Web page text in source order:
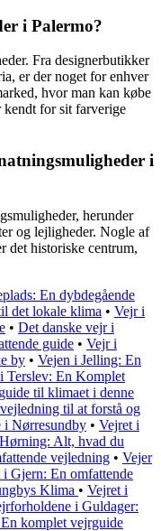
i Palermo?
Fra designerbutikker
er der noget for enhver
hvor man kan købe
kendt for sit farverige
i
herunder
og lejligheder. Nogle af
det historiske centrum,
En dybdegående
det lokale klima • Vejr i
• Det danske vejr i
guide • Vejr i
by • Vejen i Jelling: En
Terslev: En Komplet
til klimaet i denne
til at forstå og
i Nørresundby • Vejret i
Alt, hvad du
vejledning • Vejer
i Gjern: En omfattende
Klima • Vejret i
i Guldager:
komplet vejrguide